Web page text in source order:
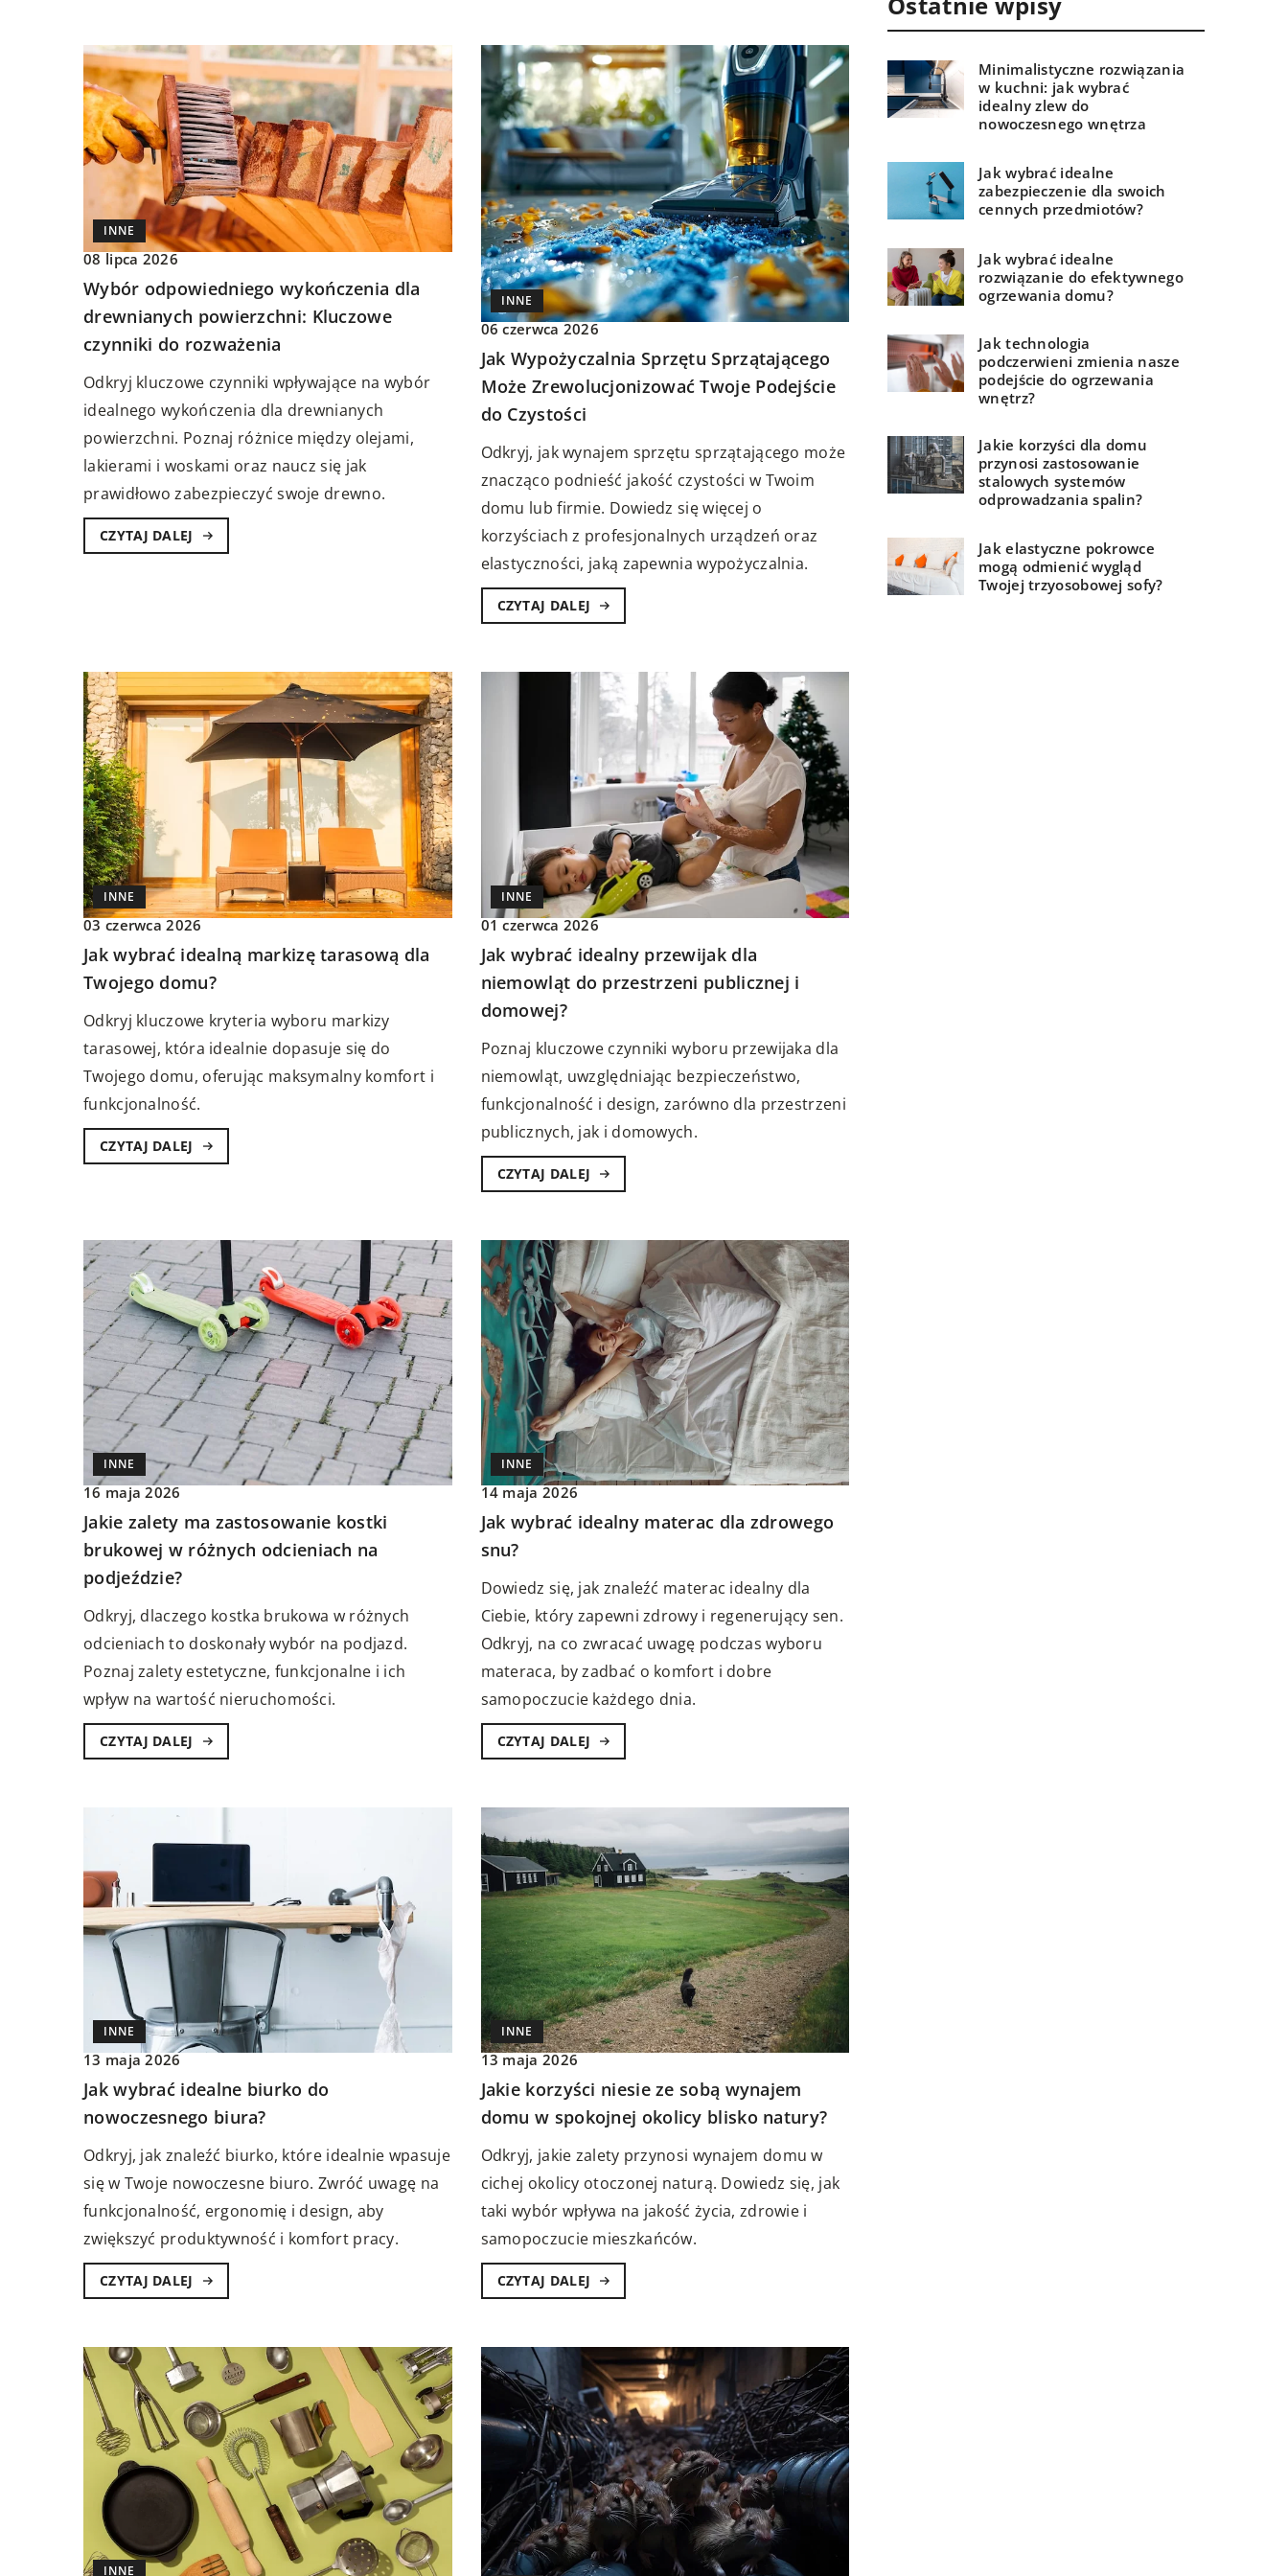
INNE
08 lipca 2026
Wybór odpowiedniego wykończenia dla
drewnianych powierzchni: Kluczowe
czynniki do rozważenia
Odkryj kluczowe czynniki wpływające na wybór
idealnego wykończenia dla drewnianych
powierzchni. Poznaj różnice między olejami,
lakierami i woskami oraz naucz się jak
prawidłowo zabezpieczyć swoje drewno.
CZYTAJ DALEJ
INNE
06 czerwca 2026
Jak Wypożyczalnia Sprzętu Sprzątającego
Może Zrewolucjonizować Twoje Podejście
do Czystości
Odkryj, jak wynajem sprzętu sprzątającego może
znacząco podnieść jakość czystości w Twoim
domu lub firmie. Dowiedz się więcej o
korzyściach z profesjonalnych urządzeń oraz
elastyczności, jaką zapewnia wypożyczalnia.
CZYTAJ DALEJ
INNE
03 czerwca 2026
Jak wybrać idealną markizę tarasową dla
Twojego domu?
Odkryj kluczowe kryteria wyboru markizy
tarasowej, która idealnie dopasuje się do
Twojego domu, oferując maksymalny komfort i
funkcjonalność.
CZYTAJ DALEJ
INNE
01 czerwca 2026
Jak wybrać idealny przewijak dla
niemowląt do przestrzeni publicznej i
domowej?
Poznaj kluczowe czynniki wyboru przewijaka dla
niemowląt, uwzględniając bezpieczeństwo,
funkcjonalność i design, zarówno dla przestrzeni
publicznych, jak i domowych.
CZYTAJ DALEJ
INNE
16 maja 2026
Jakie zalety ma zastosowanie kostki
brukowej w różnych odcieniach na
podjeździe?
Odkryj, dlaczego kostka brukowa w różnych
odcieniach to doskonały wybór na podjazd.
Poznaj zalety estetyczne, funkcjonalne i ich
wpływ na wartość nieruchomości.
CZYTAJ DALEJ
INNE
14 maja 2026
Jak wybrać idealny materac dla zdrowego
snu?
Dowiedz się, jak znaleźć materac idealny dla
Ciebie, który zapewni zdrowy i regenerujący sen.
Odkryj, na co zwracać uwagę podczas wyboru
materaca, by zadbać o komfort i dobre
samopoczucie każdego dnia.
CZYTAJ DALEJ
INNE
13 maja 2026
Jak wybrać idealne biurko do
nowoczesnego biura?
Odkryj, jak znaleźć biurko, które idealnie wpasuje
się w Twoje nowoczesne biuro. Zwróć uwagę na
funkcjonalność, ergonomię i design, aby
zwiększyć produktywność i komfort pracy.
CZYTAJ DALEJ
INNE
13 maja 2026
Jakie korzyści niesie ze sobą wynajem
domu w spokojnej okolicy blisko natury?
Odkryj, jakie zalety przynosi wynajem domu w
cichej okolicy otoczonej naturą. Dowiedz się, jak
taki wybór wpływa na jakość życia, zdrowie i
samopoczucie mieszkańców.
CZYTAJ DALEJ
INNE
Minimalistyczne rozwiązania
w kuchni: jak wybrać
idealny zlew do
nowoczesnego wnętrza
Jak wybrać idealne
zabezpieczenie dla swoich
cennych przedmiotów?
Jak wybrać idealne
rozwiązanie do efektywnego
ogrzewania domu?
Jak technologia
podczerwieni zmienia nasze
podejście do ogrzewania
wnętrz?
Jakie korzyści dla domu
przynosi zastosowanie
stalowych systemów
odprowadzania spalin?
Jak elastyczne pokrowce
mogą odmienić wygląd
Twojej trzyosobowej sofy?